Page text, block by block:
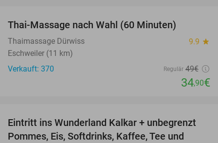
Thai-Massage nach Wahl (60 Minuten)
Thaimassage Dürwiss 9.9 star
Eschweiler (11 km)
Verkauft: 370
Regulär 49€
34,90€
32%
Eintritt ins Wunderland Kalkar + unbegrenzt
Pommes, Eis, Softdrinks, Kaffee, Tee und